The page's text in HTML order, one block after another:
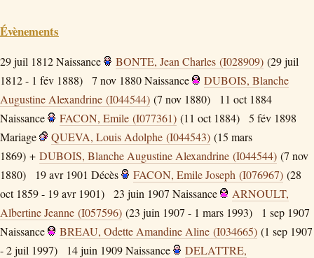
Évènements
29 juil 1812Naissance BONTE, Jean Charles (I028909) (29 juil
1812 - 1 fév 1888)
7 nov 1880Naissance
DUBOIS, Blanche
Augustine Alexandrine (I044544) (7 nov 1880)
11 oct 1884
Naissance
FACON, Emile (I077361) (11 oct 1884)
5 fév 1898
Mariage
QUEVA, Louis Adolphe (I044543) (15 mars
1869) + DUBOIS, Blanche Augustine Alexandrine (I044544) (7 nov
1880)
19 avr 1901 Décès FACON, Emile Joseph (I076967) (28
oct 1859 - 19 avr 1901)
23 juin 1907 Naissance
ARNOULT,
Albertine Jeanne (I057596) (23 juin 1907 - 1 mars 1993)
1 sep 1907
Naissance
BREAU, Odette Amandine Aline (I034665) (1 sep 1907
- 2 juil 1997)
14 juin 1909Naissance
DELATTRE,